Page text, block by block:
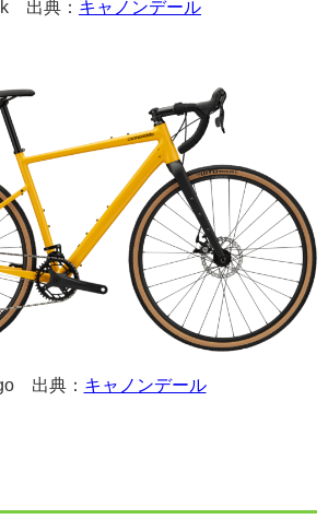
出典： キャノンデール
出典： キャノンデール